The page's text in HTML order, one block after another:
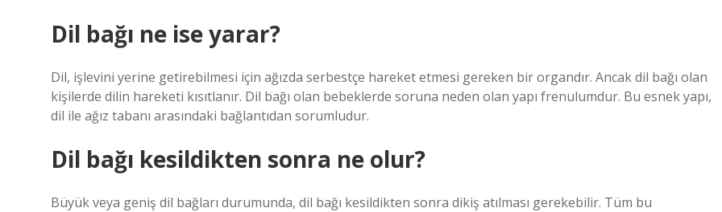
Dil bağı ne ise yarar?
Dil, işlevini yerine getirebilmesi için ağızda serbestçe hareket etmesi gereken bir organdır. Ancak dil bağı olan
kişilerde dilin hareketi kısıtlanır. Dil bağı olan bebeklerde soruna neden olan yapı frenulumdur. Bu esnek yapı,
dil ile ağız tabanı arasındaki bağlantıdan sorumludur.
Dil bağı kesildikten sonra ne olur?
Büyük veya geniş dil bağları durumunda, dil bağı kesildikten sonra dikiş atılması gerekebilir. Tüm bu